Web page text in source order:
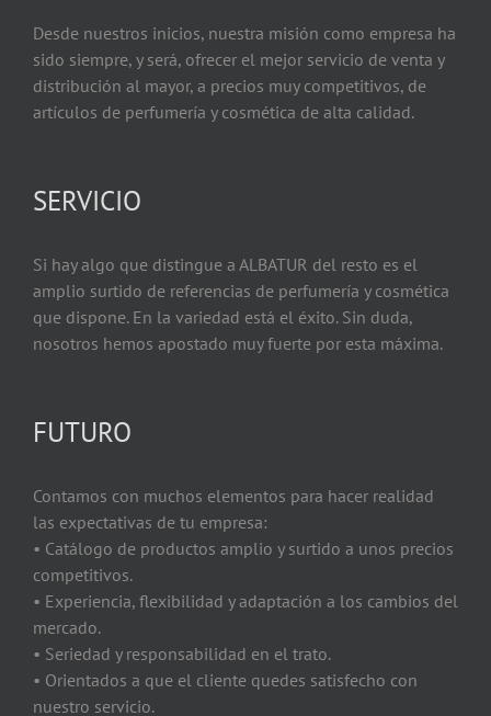
Desde nuestros inicios, nuestra misión como empresa ha
sido siempre, y será, ofrecer el mejor servicio de venta y
distribución al mayor, a precios muy competitivos, de
artículos de perfumería y cosmética de alta calidad.
SERVICIO
Si hay algo que distingue a ALBATUR del resto es el
amplio surtido de referencias de perfumería y cosmética
que dispone. En la variedad está el éxito. Sin duda,
nosotros hemos apostado muy fuerte por esta máxima.
FUTURO
Contamos con muchos elementos para hacer realidad
las expectativas de tu empresa:
• Catálogo de productos amplio y surtido a unos precios
competitivos.
• Experiencia, flexibilidad y adaptación a los cambios del
mercado.
• Seriedad y responsabilidad en el trato.
• Orientados a que el cliente quedes satisfecho con
nuestro servicio.